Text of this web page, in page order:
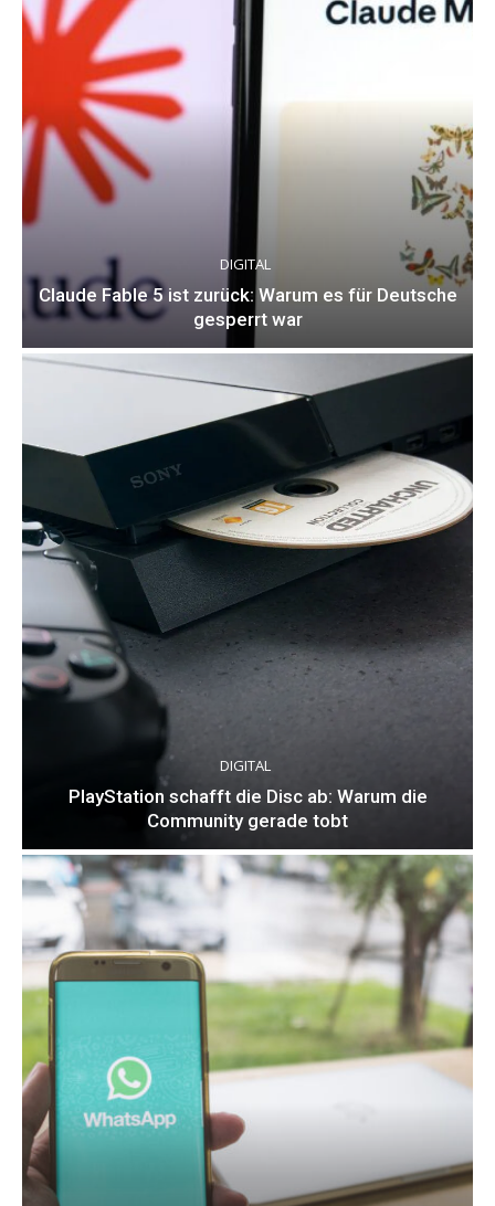
DIGITAL
Claude Fable 5 ist zurück: Warum es für Deutsche
gesperrt war
DIGITAL
PlayStation schafft die Disc ab: Warum die
Community gerade tobt